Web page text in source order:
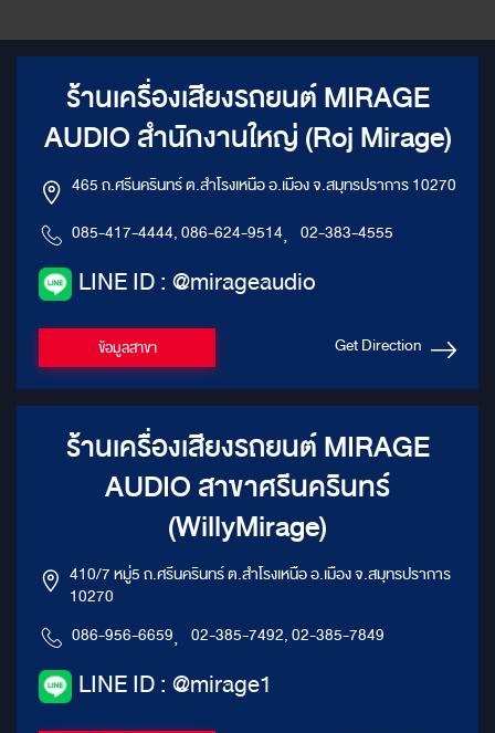
ร้านเครื่องเสียงรถยนต์ MIRAGE
AUDIO สำนักงานใหญ่ (Roj Mirage)
465 ถ.ศรีนครินทร์ ต.สำโรงเหนือ อ.เมือง จ.สมุทรปราการ 10270
085-417-4444, 086-624-9514, 02-383-4555
LINE ID : @mirageaudio
ข้อมูลสาขา Get Direction
ร้านเครื่องเสียงรถยนต์ MIRAGE
AUDIO สาขาศรีนครินทร์
(WillyMirage)
410/7 หมู่5 ถ.ศรีนครินทร์ ต.สำโรงเหนือ อ.เมือง จ.สมุทรปราการ
10270
086-956-6659, 02-385-7492, 02-385-7849
LINE ID : @mirage1